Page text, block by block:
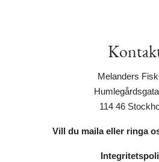
Melanders
114 46
Vill du maila eller ringa